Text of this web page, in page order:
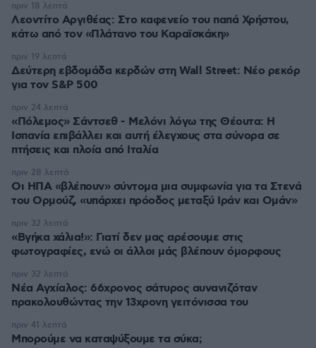
Λεοντίτο Αργιθέας: Στο καφενείο του παπά Χρήστου,
κάτω από τον «Πλάτανο του Καραϊσκάκη»
πριν 18 λεπτά
Δεύτερη εβδομάδα κερδών στη Wall Street: Νέο ρεκόρ
για τον S&P 500
πριν 19 λεπτά
«Πόλεμος» Σάντσεθ - Μελόνι λόγω της Θέουτα: Η
Ισπανία επιβάλλει και αυτή έλεγχους στα σύνορα σε
πτήσεις και πλοία από Ιταλία
πριν 24 λεπτά
Οι ΗΠΑ «βλέπουν» σύντομα μια συμφωνία για τα Στενά
του Ορμούζ, «υπάρχει πρόοδος μεταξύ Ιράν και Ομάν»
πριν 28 λεπτά
«Βγήκα χάλια!»: Γιατί δεν μας αρέσουμε στις
φωτογραφίες, ενώ οι άλλοι μάς βλέπουν όμορφους
πριν 32 λεπτά
Νέα Αγχίαλος: 66χρονος σάτυρος αυνανιζόταν
πρακολουθώντας την 13χρονη γειτόνισσα του
πριν 32 λεπτά
Μπορούμε να καταψύξουμε τα σύκα;
πριν 41 λεπτά